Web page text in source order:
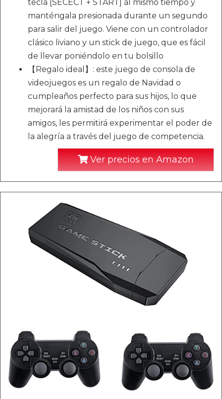
tecla [SECECT + START] al mismo tiempo y
manténgala presionada durante un segundo
para salir del juego. Viene con un controlador
clásico liviano y un stick de juego, que es fácil
de llevar poniéndolo en tu bolsillo
【Regalo ideal】: este juego de consola de
videojuegos es un regalo de Navidad o
cumpleaños perfecto para sus hijos, lo que
mejorará la amistad de los niños con sus
amigos, les permitirá experimentar el poder de
la alegría a través del juego de competencia.
Ver precios en Amazon